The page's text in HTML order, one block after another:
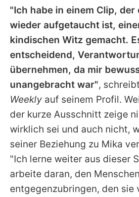
"Ich habe in einem Clip, der
wieder aufgetaucht ist,
kindischen Witz gemacht.
entscheidend,
übernehmen, da mir
unangebracht war",
Weekly auf seinem Profil.
der kurze Ausschnitt zeige
wirklich sei und auch nicht,
seiner Beziehung zu Mika
"Ich lerne weiter aus dieser
arbeite daran, den
entgegenzubringen, den sie